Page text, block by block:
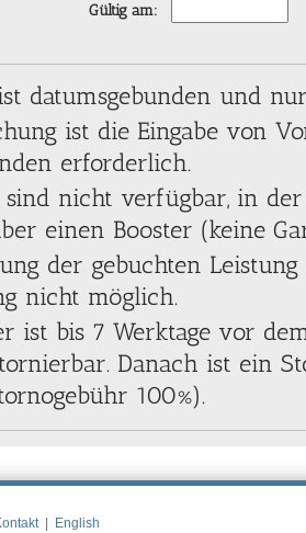
Gültig am:
datumsgebunden und
ist die Eingabe von
erforderlich.
sind nicht verfügbar, in
einen Booster (keine
der gebuchten
nicht möglich.
ist bis 7 Werktage vor
Danach ist ein
100%).
| English